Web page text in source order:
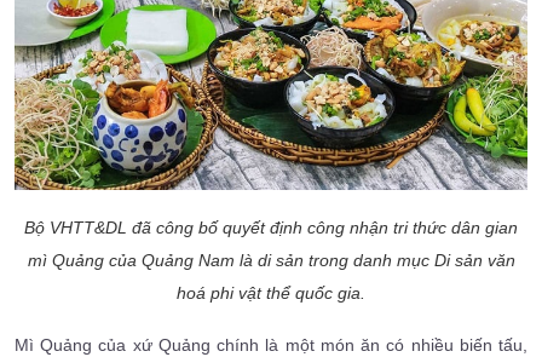
Bộ VHTT&DL đã công bố quyết định công nhận tri thức dân gian
mì Quảng của Quảng Nam là di sản trong danh mục Di sản văn
hoá phi vật thể quốc gia.
Mì Quảng của xứ Quảng chính là một món ăn có nhiều biến tấu,